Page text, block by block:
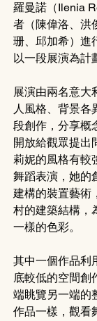
羅曼諾（Ilenia
者（陳偉洛、洪
珊、邱加希）進
以一段展演為計
展演由兩名意大
人風格、背景各
段創作，分享概
開放給觀眾提出
莉妮的風格有較
舞蹈表演，她的
建構的裝置藝術
村的建築結構，
一樣的色彩。
其中一個作品利
底較低的空間創
端眺覽另一端的
作品一樣，觀看